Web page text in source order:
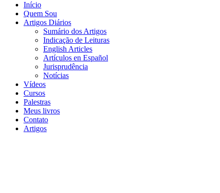
Início
Quem Sou
Artigos Diários
Sumário dos Artigos
Indicação de Leituras
English Articles
Artículos en Español
Jurisprudência
Notícias
Vídeos
Cursos
Palestras
Meus livros
Contato
Artigos